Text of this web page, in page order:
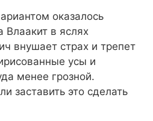
оказалось
Влаакит в яслях
внушает страх и трепет
усы и
менее грозной.
заставить это сделать